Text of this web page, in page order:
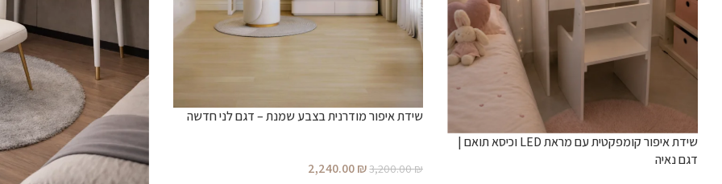
שידת איפור קומפקטית עם מראת LED וכיסא תואם |
דגם נאיה
שידת איפור מודרנית בצבע שמנת – דגם לני חדשה
3,200.00₪
2,240.00₪